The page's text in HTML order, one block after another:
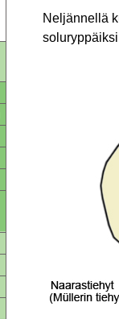
Neljännellä